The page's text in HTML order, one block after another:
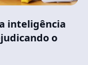
inteligência
o